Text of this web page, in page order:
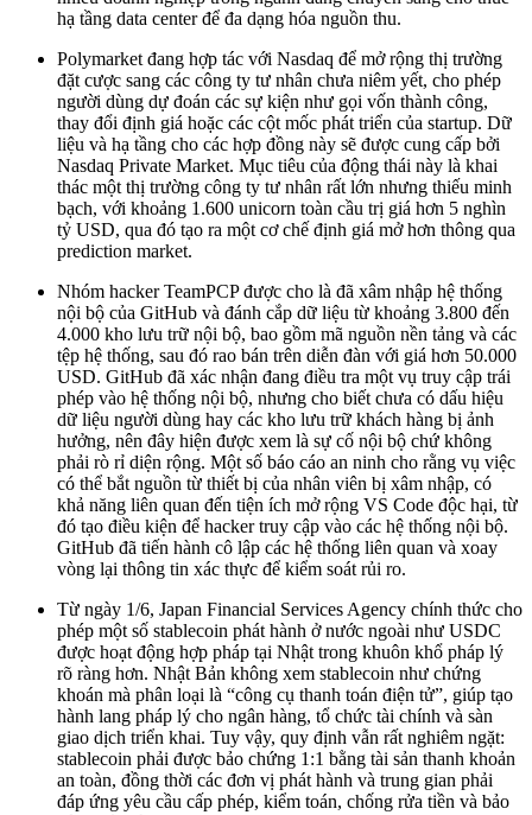
hạ tầng data center để đa dạng hóa nguồn thu.
Polymarket đang hợp tác với Nasdaq để mở rộng thị trường
đặt cược sang các công ty tư nhân chưa niêm yết, cho phép
người dùng dự đoán các sự kiện như gọi vốn thành công,
thay đổi định giá hoặc các cột mốc phát triển của startup. Dữ
liệu và hạ tầng cho các hợp đồng này sẽ được cung cấp bởi
Nasdaq Private Market. Mục tiêu của động thái này là khai
thác một thị trường công ty tư nhân rất lớn nhưng thiếu minh
bạch, với khoảng 1.600 unicorn toàn cầu trị giá hơn 5 nghìn
tỷ USD, qua đó tạo ra một cơ chế định giá mở hơn thông qua
prediction market.
Nhóm hacker TeamPCP được cho là đã xâm nhập hệ thống
nội bộ của GitHub và đánh cắp dữ liệu từ khoảng 3.800 đến
4.000 kho lưu trữ nội bộ, bao gồm mã nguồn nền tảng và các
tệp hệ thống, sau đó rao bán trên diễn đàn với giá hơn 50.000
USD. GitHub đã xác nhận đang điều tra một vụ truy cập trái
phép vào hệ thống nội bộ, nhưng cho biết chưa có dấu hiệu
dữ liệu người dùng hay các kho lưu trữ khách hàng bị ảnh
hưởng, nên đây hiện được xem là sự cố nội bộ chứ không
phải rò rỉ diện rộng. Một số báo cáo an ninh cho rằng vụ việc
có thể bắt nguồn từ thiết bị của nhân viên bị xâm nhập, có
khả năng liên quan đến tiện ích mở rộng VS Code độc hại, từ
đó tạo điều kiện để hacker truy cập vào các hệ thống nội bộ.
GitHub đã tiến hành cô lập các hệ thống liên quan và xoay
vòng lại thông tin xác thực để kiểm soát rủi ro.
Từ ngày 1/6, Japan Financial Services Agency chính thức cho
phép một số stablecoin phát hành ở nước ngoài như USDC
được hoạt động hợp pháp tại Nhật trong khuôn khổ pháp lý
rõ ràng hơn. Nhật Bản không xem stablecoin như chứng
khoán mà phân loại là “công cụ thanh toán điện tử”, giúp tạo
hành lang pháp lý cho ngân hàng, tổ chức tài chính và sàn
giao dịch triển khai. Tuy vậy, quy định vẫn rất nghiêm ngặt:
stablecoin phải được bảo chứng 1:1 bằng tài sản thanh khoản
an toàn, đồng thời các đơn vị phát hành và trung gian phải
đáp ứng yêu cầu cấp phép, kiểm toán, chống rửa tiền và bảo